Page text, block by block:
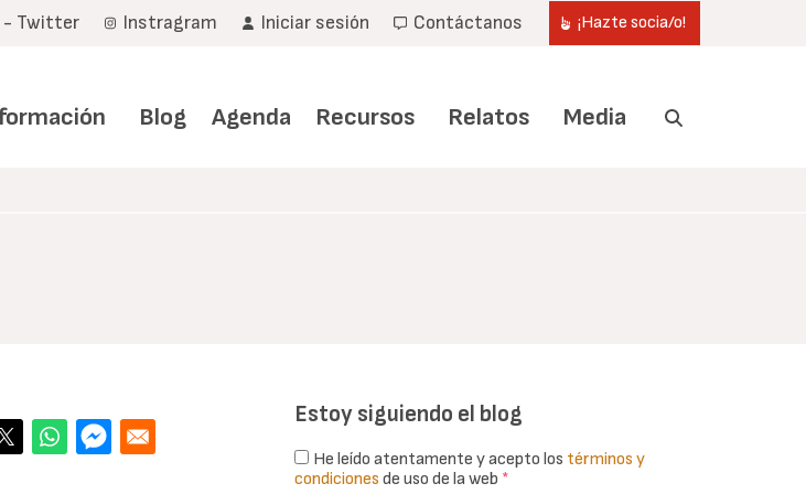
- Twitter Instragram Iniciar sesión Contáctanos ¡Hazte socia/o!
Blog Agenda Recursos Relatos Media
Estoy siguiendo el blog
He leído atentamente y acepto los términos y
condiciones de uso de la web *